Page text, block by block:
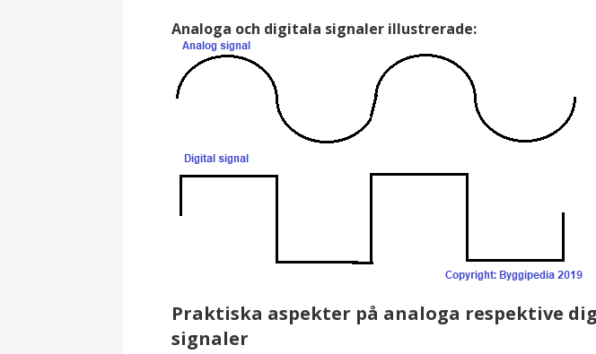
Analoga och digitala signaler illustrerade:
Praktiska aspekter på analoga respektive
signaler